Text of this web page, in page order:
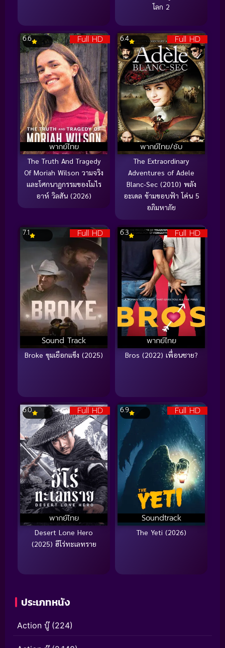
โลก 2
Full HD
พากย์ไทย
6.6
The Truth And Tragedy
Of Moriah Wilson วามจริง
และโศกนาฏกรรมของโมไร
อาห์ วิลสัน (2026)
Full HD
พากย์ไทย/ซับ
6.4
The Extraordinary
Adventures of Adele
Blanc-Sec (2010) พลัง
อะเดล ข้ามขอบฟ้า โค่น 5
อภิมหาภัย
Full HD
Sound Track
7.1
Broke ขุมเยือกแข็ง (2025)
Full HD
พากย์ไทย
6.3
Bros (2022) เพื่อนชาย?
Full HD
พากย์ไทย
6.0
Desert Lone Hero
(2025) ฮีโร่ทะเลทราย
Full HD
Soundtrack
6.9
The Yeti (2026)
ประเภทหนัง
Action บู๊(224)